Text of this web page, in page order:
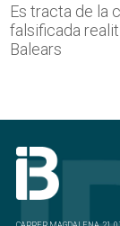
Es tracta de la
falsificada
Balears